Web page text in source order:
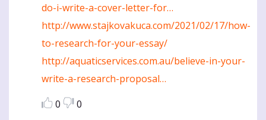
do-i-write-a-cover-letter-for…
http://www.stajkovakuca.com/2021/02/17/how-
to-research-for-your-essay/
http://aquaticservices.com.au/believe-in-your-
write-a-research-proposal…
0
0